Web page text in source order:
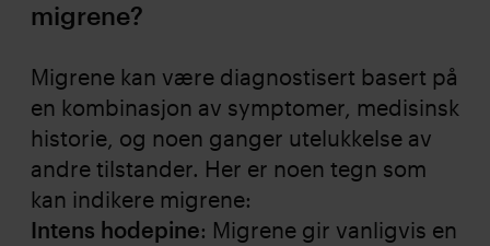
migrene?
Migrene kan være diagnostisert basert på
en kombinasjon av symptomer, medisinsk
historie, og noen ganger utelukkelse av
andre tilstander. Her er noen tegn som
kan indikere migrene:
Intens hodepine: Migrene gir vanligvis en